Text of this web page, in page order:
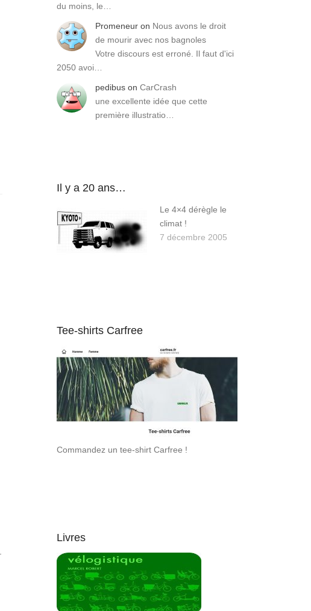
du moins, le…
Promeneur on Nous avons le droit
de mourir avec nos bagnoles
Votre discours est erroné. Il faut d'ici
2050 avoi…
pedibus on CarCrash
une excellente idée que cette
première illustratio…
Il y a 20 ans…
Le 4×4 dérègle le
climat !
7 décembre 2005
Tee-shirts Carfree
Commandez un tee-shirt Carfree !
Livres